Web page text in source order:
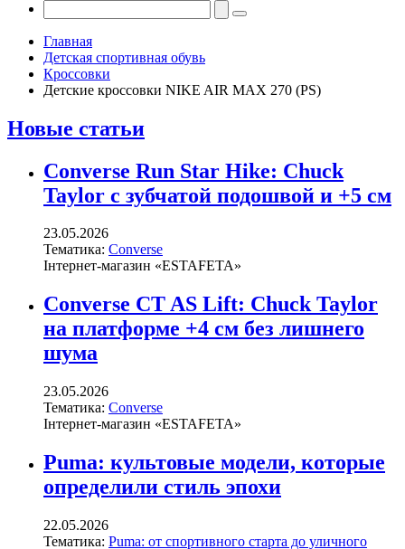
Главная
Детская спортивная обувь
Кроссовки
Детские кроссовки NIKE AIR MAX 270 (PS)
Новые статьи
Converse Run Star Hike: Chuck
Taylor с зубчатой подошвой и +5 см
23.05.2026
Тематика: Converse
Інтернет-магазин «ESTAFETA»
Converse CT AS Lift: Chuck Taylor
на платформе +4 см без лишнего
шума
23.05.2026
Тематика: Converse
Інтернет-магазин «ESTAFETA»
Puma: культовые модели, которые
определили стиль эпохи
22.05.2026
Тематика: Puma: от спортивного старта до уличного